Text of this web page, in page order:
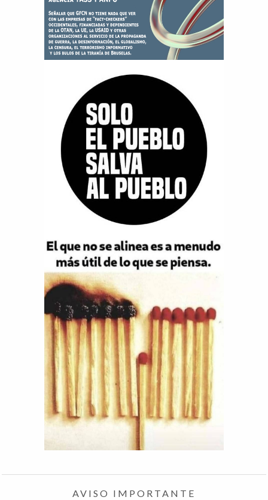
AVISO IMPORTANTE